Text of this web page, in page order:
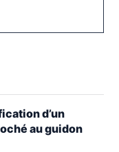
d’un
au guidon